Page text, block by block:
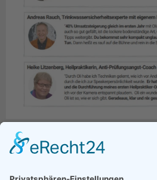
Klicke jetzt auf den Download-Button